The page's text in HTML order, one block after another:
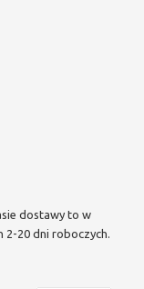
dostawy to w
2-20 dni roboczych.